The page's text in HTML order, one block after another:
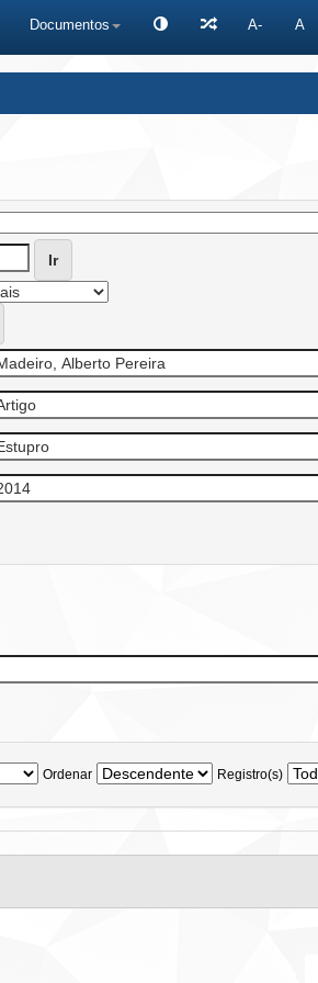
Documentos A- A
Ordenar Registro(s)